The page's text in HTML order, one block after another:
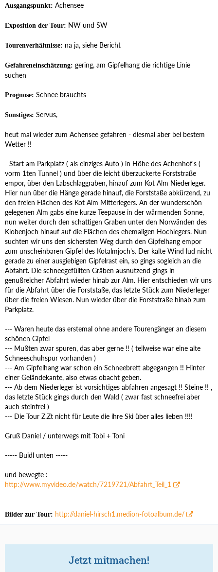
Ausgangspunkt: Achensee
Exposition der Tour: NW und SW
Tourenverhältnisse: na ja, siehe Bericht
Gefahreneinschätzung: gering, am Gipfelhang die richtige Linie
suchen
Prognose: Schnee brauchts
Sonstiges: Servus,
heut mal wieder zum Achensee gefahren - diesmal aber bei bestem
Wetter !!
- Start am Parkplatz ( als einziges Auto ) in Höhe des Achenhof's (
vorm 1ten Tunnel ) und über die leicht überzuckerte Forststraße
empor, über den Labschlaggraben, hinauf zum Kot Alm Niederleger.
Hier nun über die Hänge gerade hinauf, die Forststaße abkürzend, zu
den freien Flächen des Kot Alm Mitterlegers. An der wunderschön
gelegenen Alm gabs eine kurze Teepause in der wärmenden Sonne,
nun weiter durch den schattigen Graben unter den Norwänden des
Klobenjoch hinauf auf die Flächen des ehemaligen Hochlegers. Nun
suchten wir uns den sichersten Weg durch den Gipfelhang empor
zum unscheinbaren Gipfel des Kotalmjoch's. Der kalte Wind lud nicht
gerade zu einer ausgiebigen Gipfelrast ein, so gings sogleich an die
Abfahrt. Die schneegefüllten Gräben ausnutzend gings in
genußreicher Abfahrt wieder hinab zur Alm. Hier entschieden wir uns
für die Abfahrt über die Forststaße, das letzte Stück zum Niederleger
über die freien Wiesen. Nun wieder über die Forststraße hinab zum
Parkplatz.
--- Waren heute das erstemal ohne andere Tourengänger an diesem
schönen Gipfel
--- Mußten zwar spuren, das aber gerne !! ( teilweise war eine alte
Schneeschuhspur vorhanden )
--- Am Gipfelhang war schon ein Schneebrett abgegangen !! Hinter
einer Geländekante, also etwas obacht geben.
--- Ab dem Niederleger ist vorsichtiges abfahren angesagt !! Steine !! ,
das letzte Stück gings durch den Wald ( zwar fast schneefrei aber
auch steinfrei )
--- Die Tour Z.Zt nicht für Leute die ihre Ski über alles lieben !!!!
Gruß Daniel / unterwegs mit Tobi + Toni
----- Buidl unten -----
und bewegte :
http://www.myvideo.de/watch/7219721/Abfahrt_Teil_1
Bilder zur Tour: http://daniel-hirsch1.medion-fotoalbum.de/
Jetzt mitmachen!